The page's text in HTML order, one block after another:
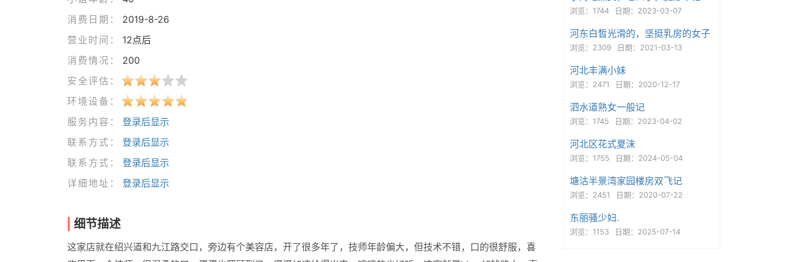
消费日期：
2019-8-26
营业时间：
12点后
消费情况：
200
安全评估：
环境设备：
服务内容：
登录后显示
联系方式：
登录后显示
联系方式：
登录后显示
详细地址：
登录后显示
细节描述
这家店就在绍兴道和九江路交口，旁边有个美容店，开了很多年了，技师年龄偏大，但技术不错，口的很舒服，喜
浏览：1744 日期：2023-03-07
河东白皙光滑的，坚挺乳房的女子
浏览：2309 日期：2021-03-13
河北丰满小妹
浏览：2471 日期：2020-12-17
泗水道熟女一般记
浏览：1745 日期：2023-04-02
河北区花式夏沫
浏览：1755 日期：2024-05-04
塘沽半景湾家园楼房双飞记
浏览：2451 日期：2020-07-22
东丽骚少妇.
浏览：1153 日期：2025-07-14